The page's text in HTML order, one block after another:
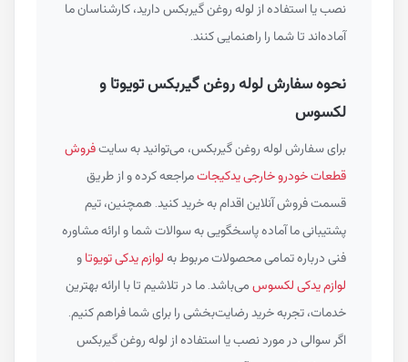
نصب یا استفاده از لوله روغن گیربکس دارید، کارشناسان ما
آماده‌اند تا شما را راهنمایی کنند.
نحوه سفارش لوله روغن گیربکس تویوتا و
لکسوس
برای سفارش لوله روغن گیربکس، می‌توانید به سایتفروش
قطعات خودرو خارجی یدکیجاتمراجعه کرده و از طریق
قسمت فروش آنلاین اقدام به خرید کنید. همچنین، تیم
پشتیبانی ما آماده پاسخگویی به سوالات شما و ارائه مشاوره
فنی درباره تمامی محصولات مربوط بهلوازم یدکی تویوتاو
لوازم یدکی لکسوسمی‌باشد. ما در تلاشیم تا با ارائه بهترین
خدمات، تجربه خرید رضایت‌بخشی را برای شما فراهم کنیم.
اگر سوالی در مورد نصب یا استفاده از لوله روغن گیربکس